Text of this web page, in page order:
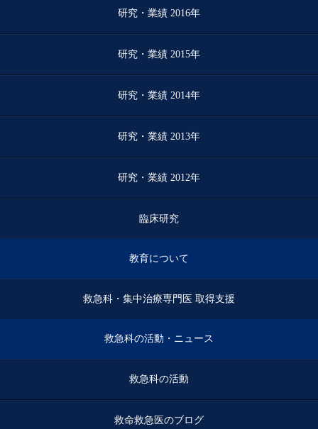
研究・業績 2016年
研究・業績 2015年
研究・業績 2014年
研究・業績 2013年
研究・業績 2012年
臨床研究
教育について
救急科・集中治療専門医 取得支援
救急科の活動・ニュース
救急科の活動
救命救急医のブログ